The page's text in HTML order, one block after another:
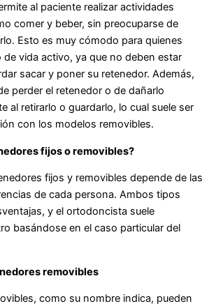
al paciente realizar actividades
comer y beber, sin preocuparse de
Esto es muy cómodo para quienes
de vida activo, ya que no deben estar
sacar y poner su retenedor. Además,
perder el retenedor o de dañarlo
al retirarlo o guardarlo, lo cual suele ser
con los modelos removibles.
fijos o removibles?
fijos y removibles depende de las
de cada persona. Ambos tipos
y el ortodoncista suele
basándose en el caso particular del
removibles
como su nombre indica, pueden